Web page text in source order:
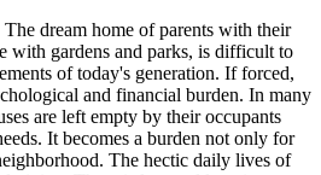
dream home of parents with their
with gardens and parks, is difficult to
of today's generation. If forced,
and financial burden. In many
are left empty by their occupants
It becomes a burden not only for
The hectic daily lives of